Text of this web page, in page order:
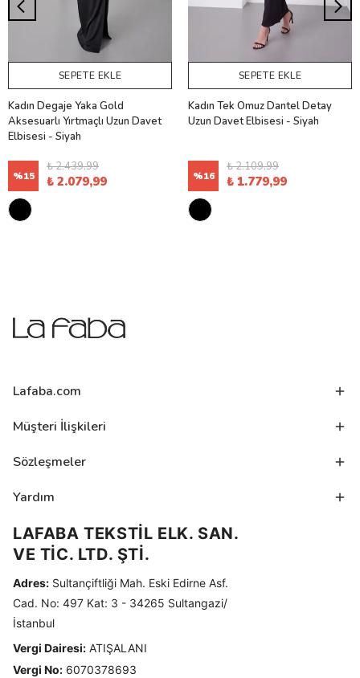
SEPETE EKLE
Kadın Degaje Yaka Gold
Aksesuarlı Yırtmaçlı Uzun Davet
Elbisesi - Siyah
%15
₺ 2.439,99
₺ 2.079,99
SEPETE EKLE
Kadın Tek Omuz Dantel Detay
Uzun Davet Elbisesi - Siyah
%16
₺ 2.109,99
₺ 1.779,99
Lafaba.com
Müşteri İlişkileri
Sözleşmeler
Yardım
LAFABA TEKSTİL ELK. SAN.
VE TİC. LTD. ŞTİ.
Adres: Sultançiftliği Mah. Eski Edirne Asf.
Cad. No: 497 Kat: 3 - 34265 Sultangazi/
İstanbul
Vergi Dairesi: ATIŞALANI
Vergi No: 6070378693